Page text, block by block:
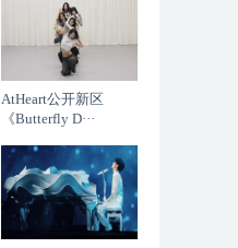
AtHeart公开新区
《Butterfly D···